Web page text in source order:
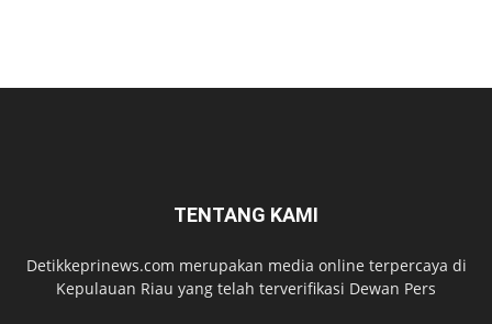
TENTANG KAMI
Detikkeprinews.com merupakan media online terpercaya di
Kepulauan Riau yang telah terverifikasi Dewan Pers